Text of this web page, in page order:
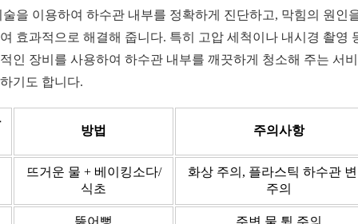
술을 이용하여 하수관 내부를 정확하게 진단하고, 막힘의 원인
효과적으로 해결해 줍니다. 특히 고압 세척이나 내시경 촬영
인 장비를 사용하여 하수관 내부를 깨끗하게 청소해 주는 서
기도 합니다.
방법 주의사항
뜨거운 물 + 베이킹소다/
식초
화상 주의, 플라스틱 하수관
주의
뚫어뻥 주변 물 튐 주의